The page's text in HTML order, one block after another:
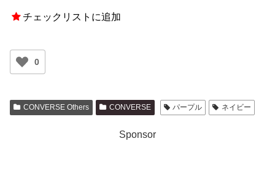
チェックリストに追加
0
CONVERSE Others CONVERSE パープル ネイビー
Sponsor